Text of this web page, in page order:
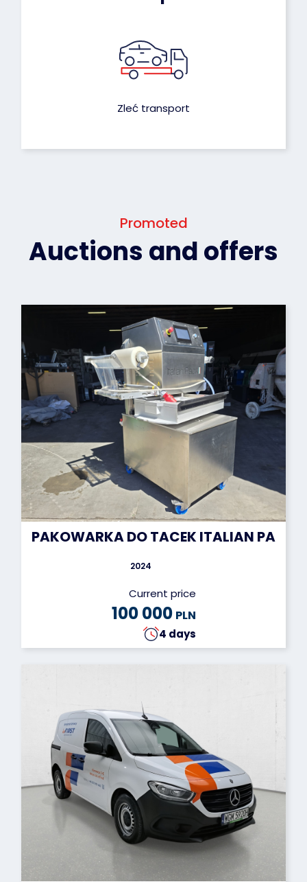
Zleć transport
Promoted
Auctions and offers
PAKOWARKA DO TACEK ITALIAN PACK
2024
Current price
100 000 PLN
4 days